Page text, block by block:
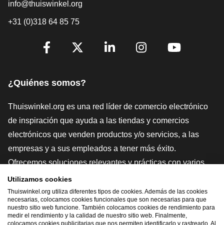
info@thuiswinkel.org
+31 (0)318 64 85 75
[_General:SocialMediaTitle]
¿Quiénes somos?
Thuiswinkel.org es una red líder de comercio electrónico
de inspiración que ayuda a las tiendas y comercios
electrónicos que venden productos y/o servicios, a las
empresas y a sus empleados a tener más éxito.
Ofrecemos soluciones relevantes y prácticas con varios
sellos de confianza, Thuiswinkel Reviews, herramientas y
asesoramiento jurídico, defensa, estudios de mercado, y
tenemos nuestra propia plataforma educativa, la
Thuiswinkel e-Academy.
Utilizamos cookies
Thuiswinkel.org utiliza diferentes tipos de cookies. Además de las cookies
necesarias, colocamos cookies funcionales que son necesarias para que
nuestro sitio web funcione. También colocamos cookies de rendimiento para
medir el rendimiento y la calidad de nuestro sitio web. Finalmente,
colocamos cookies publicitarias que nos permiten identificarlo y rastrearlo. Al